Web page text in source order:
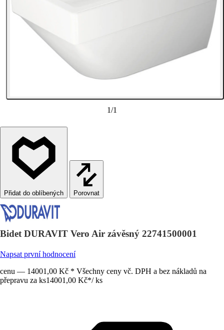
1/1
Porovnat
Bidet DURAVIT Vero Air závěsný 22741500001
Napsat první hodnocení
cenu — 14001,00 Kč * Všechny ceny vč. DPH a bez nákladů na
přepravu za ks14001,00 Kč*/ ks